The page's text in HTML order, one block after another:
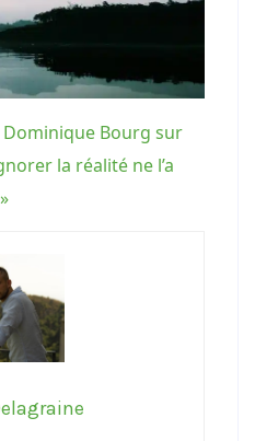
Dominique Bourg sur
la réalité ne l’a